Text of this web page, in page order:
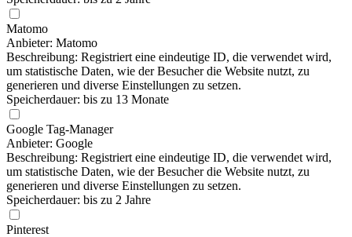
Matomo
Anbieter: Matomo
Beschreibung: Registriert eine eindeutige ID, die verwendet wird,
um statistische Daten, wie der Besucher die Website nutzt, zu
generieren und diverse Einstellungen zu setzen.
Speicherdauer: bis zu 13 Monate
Google Tag-Manager
Anbieter: Google
Beschreibung: Registriert eine eindeutige ID, die verwendet wird,
um statistische Daten, wie der Besucher die Website nutzt, zu
generieren und diverse Einstellungen zu setzen.
Speicherdauer: bis zu 2 Jahre
Pinterest